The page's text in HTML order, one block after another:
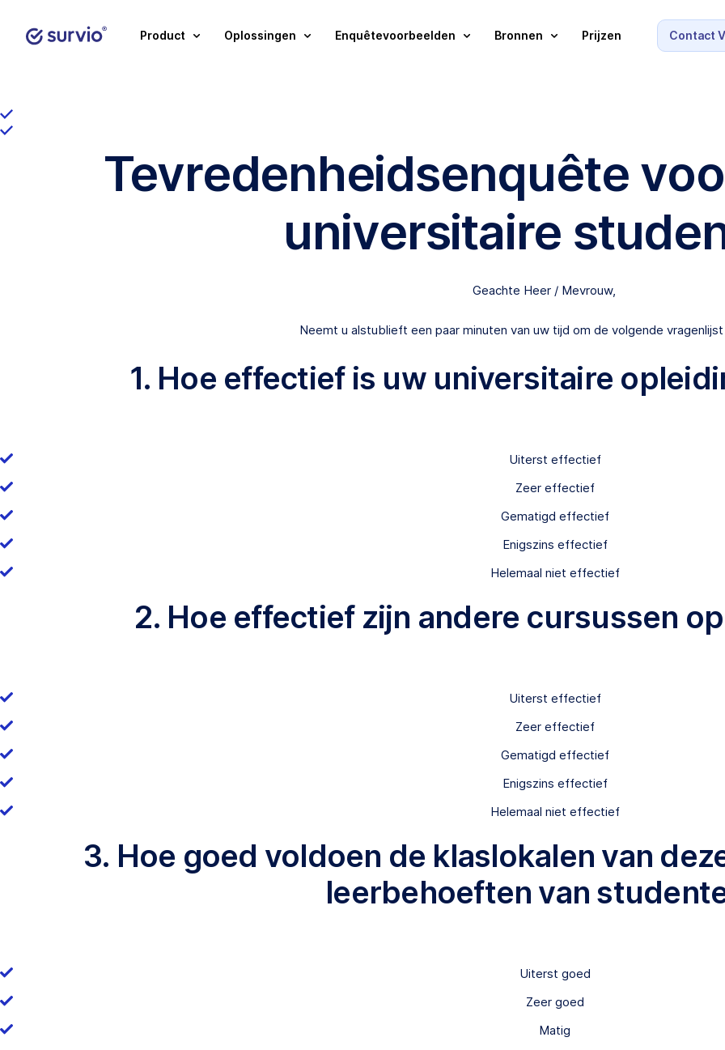
Contact
Product Oplossingen Enquêtevoorbeelden Bronnen Prijzen
Tevredenheidsenquête
universitaire
Geachte Heer / Mevrouw,
Neemt u alstublieft een paar minuten van uw tijd om de volgende
1. Hoe effectief is uw universitaire
Uiterst effectief
Zeer effectief
Gematigd effectief
Enigszins effectief
Helemaal niet effectief
2. Hoe effectief zijn andere cursussen
Uiterst effectief
Zeer effectief
Gematigd effectief
Enigszins effectief
Helemaal niet effectief
3. Hoe goed voldoen de klaslokalen van
leerbehoeften van
Uiterst goed
Zeer goed
Matig